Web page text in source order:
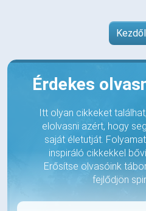
Érdekes
Itt olyan cikkeket
elolvasni azért, hogy
saját életutját.
inspiráló cikkekkel
Erősítse olvasóink
fejlődjön